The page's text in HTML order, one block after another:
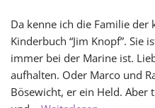
Da kenne ich die Familie der
Kinderbuch “Jim Knopf”. Sie
immer bei der Marine ist.
aufhalten. Oder Marco und
Bösewicht, er ein Held. Aber